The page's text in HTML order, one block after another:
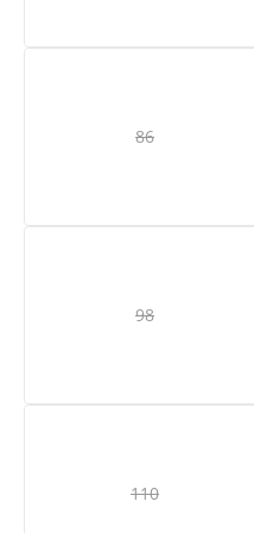
86
98
110